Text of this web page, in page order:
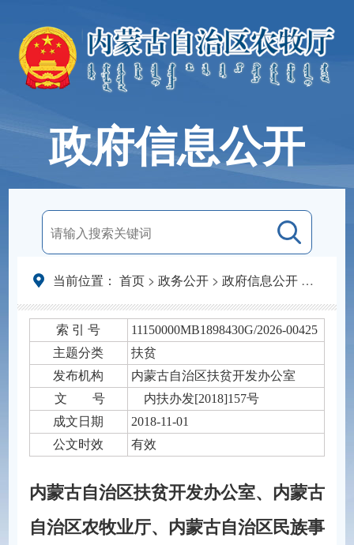
政府信息公开
当前位置： 首页> 政务公开> 政府信息公开> 法定主
索 引 号
11150000MB1898430G/2026-00425
主题分类
扶贫
发布机构
​内蒙古自治区扶贫开发办公室
文 号
内扶办发[2018]157号
成文日期
2018-11-01
公文时效
有效
​内蒙古自治区扶贫开发办公室、内蒙古
自治区农牧业厅、内蒙古自治区民族事